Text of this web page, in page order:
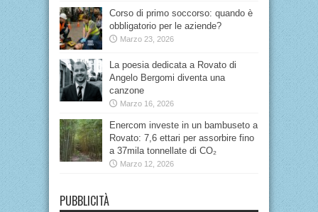
Corso di primo soccorso: quando è
obbligatorio per le aziende?
Marzo 23, 2026
La poesia dedicata a Rovato di
Angelo Bergomi diventa una
canzone
Marzo 16, 2026
Enercom investe in un bambuseto a
Rovato: 7,6 ettari per assorbire fino
a 37mila tonnellate di CO₂
Marzo 12, 2026
PUBBLICITÀ